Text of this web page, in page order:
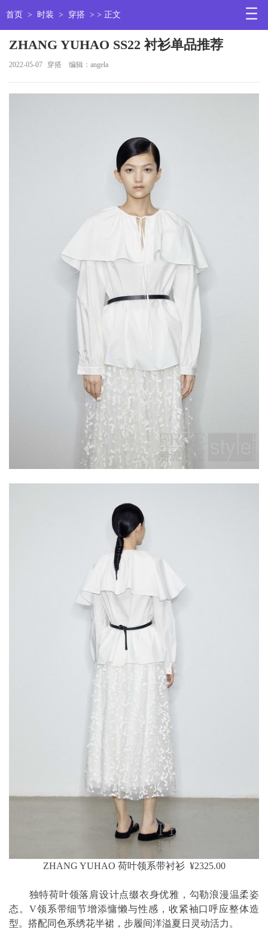
首页 > 时装 > 穿搭 > > 正文
ZHANG YUHAO SS22 衬衫单品推荐
2022-05-07 穿搭 编辑：angela
ZHANG YUHAO 荷叶领系带衬衫 ¥2325.00
独特荷叶领落肩设计点缀衣身优雅，勾勒浪漫温柔姿
态。V领系带细节增添慵懒与性感，收紧袖口呼应整体造
型。搭配同色系绣花半裙，步履间洋溢夏日灵动活力。